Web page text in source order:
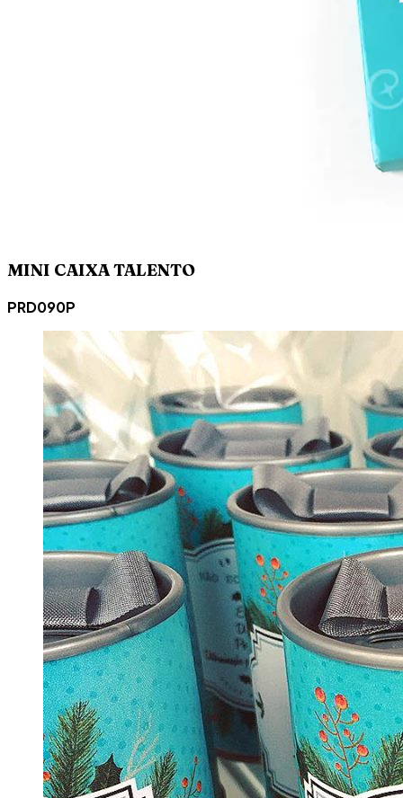
MINI CAIXA TALENTO
PRD090P